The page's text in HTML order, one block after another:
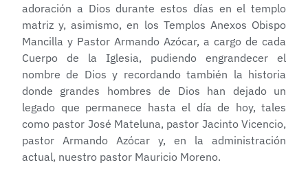
adoración a Dios durante estos días en el templo
matriz y, asimismo, en los Templos Anexos Obispo
Mancilla y Pastor Armando Azócar, a cargo de cada
Cuerpo de la Iglesia, pudiendo engrandecer el
nombre de Dios y recordando también la historia
donde grandes hombres de Dios han dejado un
legado que permanece hasta el día de hoy, tales
como pastor José Mateluna, pastor Jacinto Vicencio,
pastor Armando Azócar y, en la administración
actual, nuestro pastor Mauricio Moreno.